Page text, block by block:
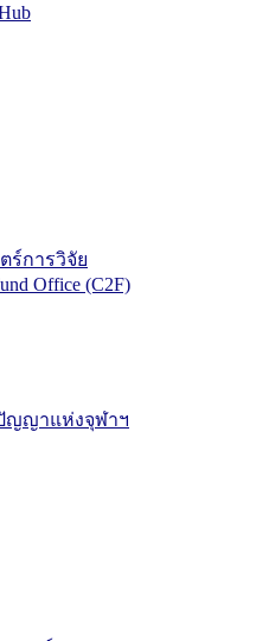
การวิจัย
Office (C2F)
ญญาแห่งจุฬาฯ